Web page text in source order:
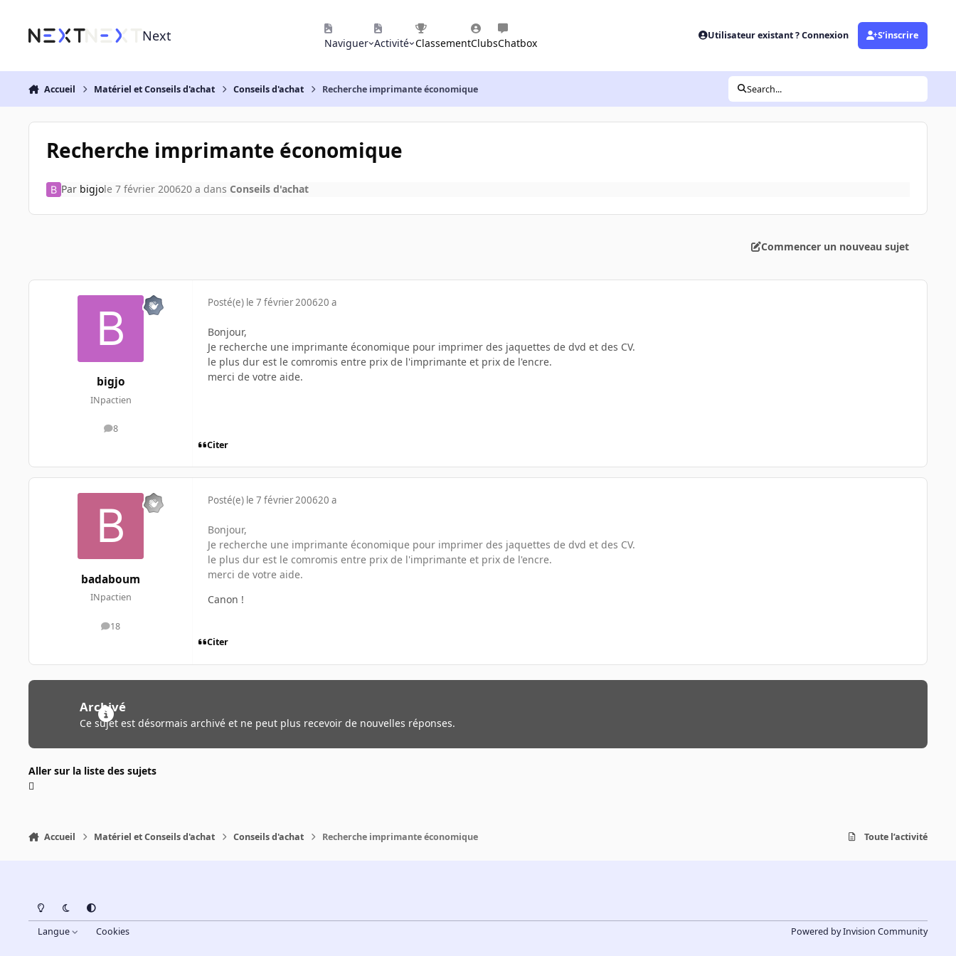
Next Naviguer Activité ClassementClubsChatbox
Utilisateur existant ? Connexion S’inscrire
Accueil Matériel et Conseils d'achat Conseils d'achat Recherche imprimante économique Search...
Recherche imprimante économique
Par bigjole 7 février 200620 a dans Conseils d'achat
Commencer un nouveau sujet
bigjo
INpactien
8
messages
Posté(e) le 7 février 200620 a
Bonjour,
Je recherche une imprimante économique pour imprimer des jaquettes de dvd et des CV.
le plus dur est le comromis entre prix de l'imprimante et prix de l'encre.
merci de votre aide.
Citer
badaboum
INpactien
18
messages
Posté(e) le 7 février 200620 a
Bonjour,
Je recherche une imprimante économique pour imprimer des jaquettes de dvd et des CV.
le plus dur est le comromis entre prix de l'imprimante et prix de l'encre.
merci de votre aide.
Canon !
Citer
Archivé
Ce sujet est désormais archivé et ne peut plus recevoir de nouvelles réponses.
Aller sur la liste des sujets
Accueil Matériel et Conseils d'achat Conseils d'achat Recherche imprimante économique Toute l’activité
Light ModeDark ModeSystem Preference
Langue Cookies Powered byInvision Community